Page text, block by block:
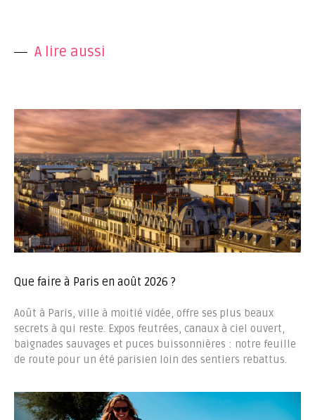
A lire aussi
Que faire à Paris en août 2026 ?
Août à Paris, ville à moitié vidée, offre ses plus beaux
secrets à qui reste. Expos feutrées, canaux à ciel ouvert,
baignades sauvages et puces buissonnières : notre feuille
de route pour un été parisien loin des sentiers rebattus.